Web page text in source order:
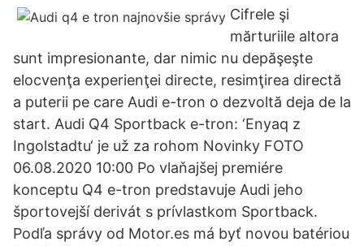
Cifrele şi
mărturiile altora
sunt impresionante, dar nimic nu depăşeşte
elocvenţa experienţei directe, resimţirea directă
a puterii pe care Audi e-tron o dezvoltă deja de la
start. Audi Q4 Sportback e-tron: ‘Enyaq z
Ingolstadtu‘ je už za rohom Novinky FOTO
06.08.2020 10:00 Po vlaňajšej premiére
konceptu Q4 e-tron predstavuje Audi jeho
športovejší derivát s prívlastkom Sportback.
Podľa správy od Motor.es má byť novou batériou